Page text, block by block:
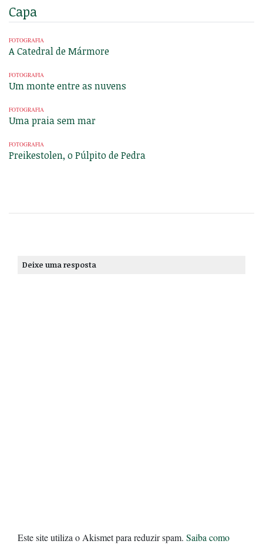
Capa
FOTOGRAFIA
A Catedral de Mármore
FOTOGRAFIA
Um monte entre as nuvens
FOTOGRAFIA
Uma praia sem mar
FOTOGRAFIA
Preikestolen, o Púlpito de Pedra
Deixe uma resposta
Este site utiliza o Akismet para reduzir spam. Saiba como